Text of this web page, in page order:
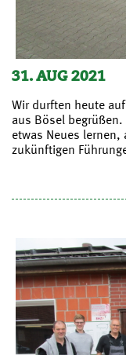
31. AUG 2021
Wir durften heute
aus Bösel
etwas Neues
zukünftigen